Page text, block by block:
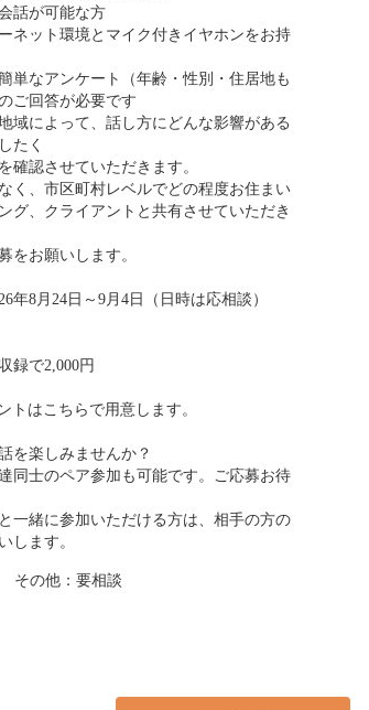
話が可能な方
ネット環境とマイク付きイヤホンをお持
単なアンケート（年齢・性別・住居地も
ご回答が必要です
域によって、話し方にどんな影響がある
たく
確認させていただきます。
く、市区町村レベルでどの程度お住まい
グ、クライアントと共有させていただき
をお願いします。
年8月24日～9月4日（日時は応相談）
録で2,000円
トはこちらで用意します。
を楽しみませんか？
同士のペア参加も可能です。ご応募お待
一緒に参加いただける方は、相手の方の
します。
その他：要相談